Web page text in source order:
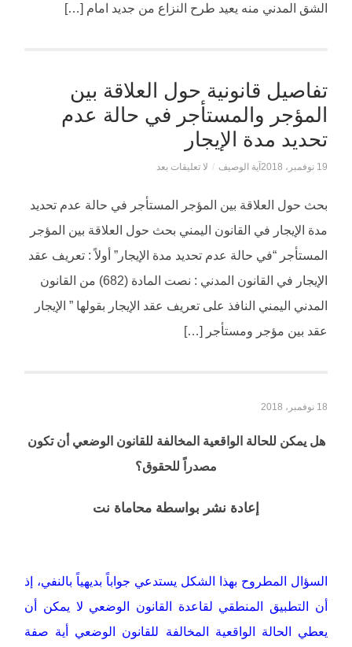
الشق المدني منه يعيد طرح النزاع من جديد امام […]
تفاصيل قانونية حول العلاقة بين
المؤجر والمستأجر في حالة عدم
تحديد مدة الإيجار
19 نوفمبر، 2018 آية الوصيف / لا تعليقات بعد
بحث حول العلاقة بين المؤجر المستأجر في حالة عدم تحديد
مدة الإيجار في القانون اليمني بحث حول العلاقة بين المؤجر
المستأجر “في حالة عدم تحديد مدة الإيجار” أولاً : تعريف عقد
الإيجار في القانون المدني : نصت المادة (682) من القانون
المدني اليمني النافذ على تعريف عقد الإيجار بقولها ” الإيجار
عقد بين مؤجر ومستأجر […]
18 نوفمبر، 2018
هل يمكن للحالة الواقعية المخالفة للقانون الوضعي أن تكون
مصدراً للحقوق؟
إعادة نشر بواسطة محاماة نت
السؤال المطروح بهذا الشكل يستدعي جواباً بديهياً بالنفي، إذ
أن التطبيق المنطقي لقاعدة القانون الوضعي لا يمكن أن
يعطي الحالة الواقعية المخالفة للقانون الوضعي أية صفة